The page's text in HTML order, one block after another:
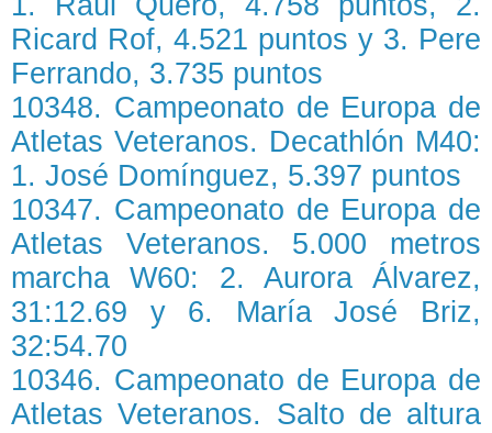
Ricard Rof, 4.521 puntos y 3. Pere
Ferrando, 3.735 puntos
10348. Campeonato de Europa de
Atletas Veteranos. Decathlón M40:
1. José Domínguez, 5.397 puntos
10347. Campeonato de Europa de
Atletas Veteranos. 5.000 metros
marcha W60: 2. Aurora Álvarez,
31:12.69 y 6. María José Briz,
32:54.70
10346. Campeonato de Europa de
Atletas Veteranos. Salto de altura